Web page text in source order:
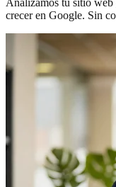
crecer en Google. Sin